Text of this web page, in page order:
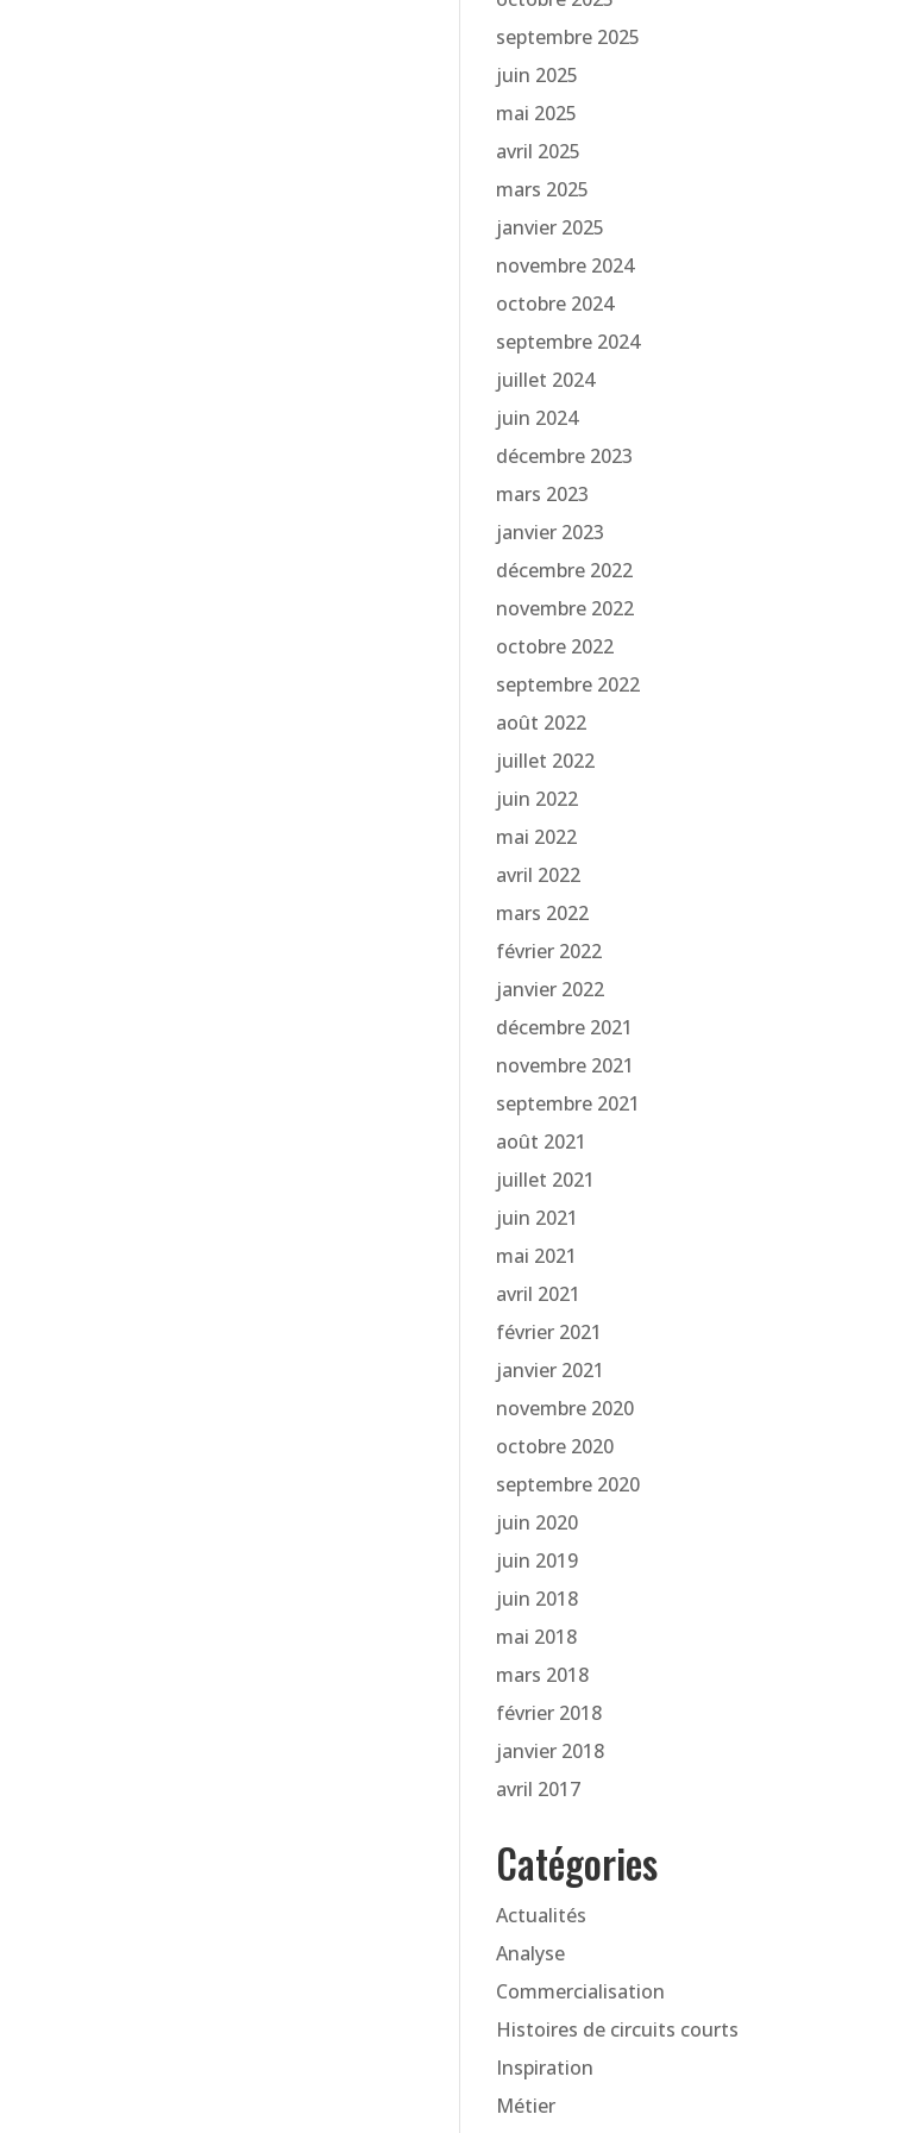
septembre 2025
juin 2025
mai 2025
avril 2025
mars 2025
janvier 2025
novembre 2024
octobre 2024
septembre 2024
juillet 2024
juin 2024
décembre 2023
mars 2023
janvier 2023
décembre 2022
novembre 2022
octobre 2022
septembre 2022
août 2022
juillet 2022
juin 2022
mai 2022
avril 2022
mars 2022
février 2022
janvier 2022
décembre 2021
novembre 2021
septembre 2021
août 2021
juillet 2021
juin 2021
mai 2021
avril 2021
février 2021
janvier 2021
novembre 2020
octobre 2020
septembre 2020
juin 2020
juin 2019
juin 2018
mai 2018
mars 2018
février 2018
janvier 2018
avril 2017
Catégories
Actualités
Analyse
Commercialisation
Histoires de circuits courts
Inspiration
Métier